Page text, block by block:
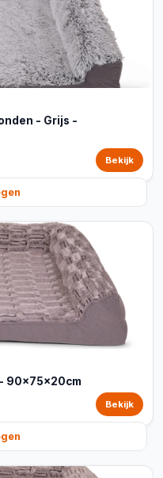
- Grijs -
Bekijk
90x75x20cm
Bekijk